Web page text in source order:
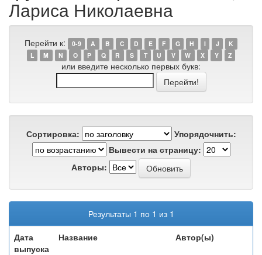
Лариса Николаевна
Перейти к: 0-9 A B C D E F G H I J
K
L
M N O P Q R S T U V W X Y Z
или введите несколько первых букв:
Сортировка:
Упорядочнить:
Вывести на страницу:
Авторы:
Результаты 1 по 1 из 1
Дата
выпуска
Название Автор(ы)